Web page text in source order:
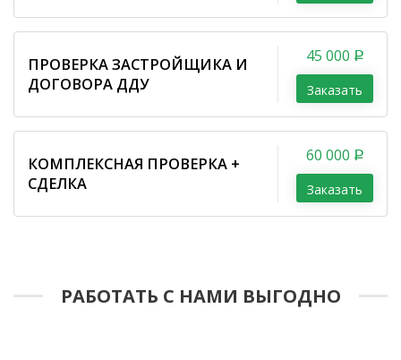
ПРОВЕРКА ЗАСТРОЙЩИКА И
ДОГОВОРА ДДУ
45 000
Заказать
КОМПЛЕКСНАЯ ПРОВЕРКА +
СДЕЛКА
60 000
Заказать
РАБОТАТЬ С НАМИ ВЫГОДНО